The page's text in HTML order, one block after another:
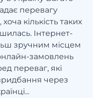
перевагу
кількість таких
Інтернет-
зручним місцем
замовлень
переваг, які
через